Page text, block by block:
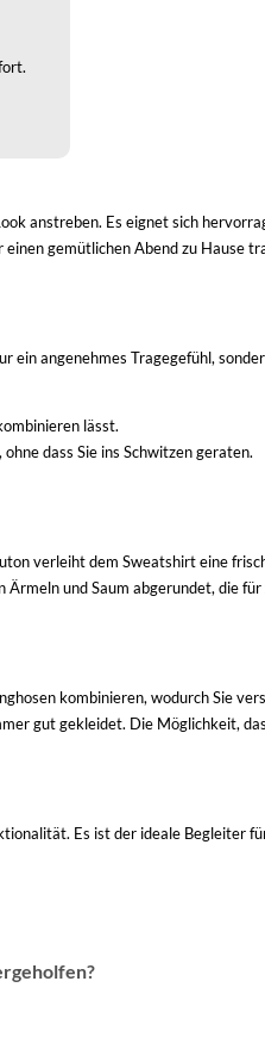
anstreben. Es eignet sich
gemütlichen Abend zu Hause
angenehmes Tragegefühl,
lässt.
dass Sie ins Schwitzen geraten.
verleiht dem Sweatshirt eine
und Saum abgerundet, die
kombinieren, wodurch Sie
gut gekleidet. Die Möglichkeit,
Es ist der ideale Begleiter